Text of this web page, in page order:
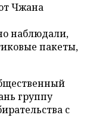
Чжана
наблюдали,
пакеты,
группу
с